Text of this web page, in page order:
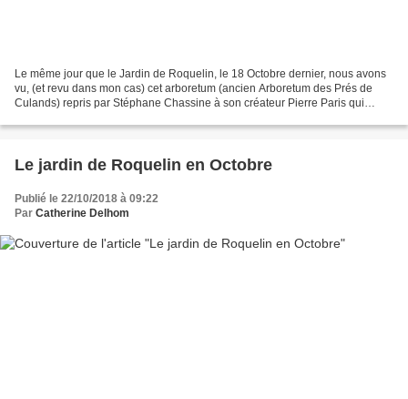
Le même jour que le Jardin de Roquelin, le 18 Octobre dernier, nous avons
vu, (et revu dans mon cas) cet arboretum (ancien Arboretum des Prés de
Culands) repris par Stéphane Chassine à son créateur Pierre Paris qui
Le jardin de Roquelin en Octobre
Publié le 22/10/2018 à 09:22
Par Catherine Delhom